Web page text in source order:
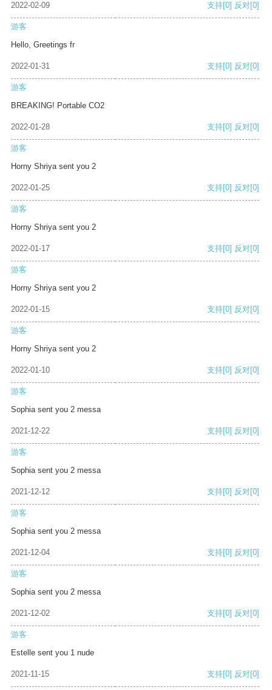
2022-02-09 支持[0] 反对[0]
游客
Hello, Greetings fr
2022-01-31 支持[0] 反对[0]
游客
BREAKING! Portable CO2
2022-01-28 支持[0] 反对[0]
游客
Horny Shriya sent you 2
2022-01-25 支持[0] 反对[0]
游客
Horny Shriya sent you 2
2022-01-17 支持[0] 反对[0]
游客
Horny Shriya sent you 2
2022-01-15 支持[0] 反对[0]
游客
Horny Shriya sent you 2
2022-01-10 支持[0] 反对[0]
游客
Sophia sent you 2 messa
2021-12-22 支持[0] 反对[0]
游客
Sophia sent you 2 messa
2021-12-12 支持[0] 反对[0]
游客
Sophia sent you 2 messa
2021-12-04 支持[0] 反对[0]
游客
Sophia sent you 2 messa
2021-12-02 支持[0] 反对[0]
游客
Estelle sent you 1 nude
2021-11-15 支持[0] 反对[0]